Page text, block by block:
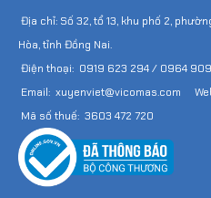
Địa chỉ: Số 32, tổ 13, khu phố 2,
Hòa, tỉnh Đồng Nai.
Điện thoại: 0919 623 294 / 0964
Email: xuyenviet@vicomas.com
Mã số thuế: 3603 472 720